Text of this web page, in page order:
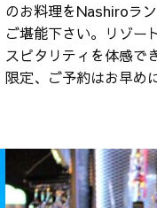
のお料理をNashiroラン
ご堪能下さい。リゾー
スピタリティを体感
限定、ご予約はお早め